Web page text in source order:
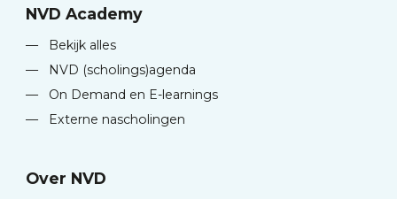
NVD Academy
—
Bekijk alles
—
NVD (scholings)agenda
—
On Demand en E-learnings
—
Externe nascholingen
Over NVD